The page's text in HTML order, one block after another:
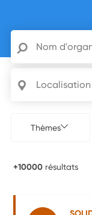
Nom d'organisme,
Thèmes
+10000 résultats